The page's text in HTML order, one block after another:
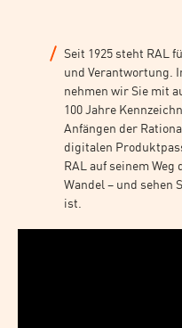
Seit 1925 steht RAL
und Verantwortung.
nehmen wir Sie mit
100 Jahre
Anfängen der
digitalen
RAL auf seinem
Wandel – und sehen
ist.